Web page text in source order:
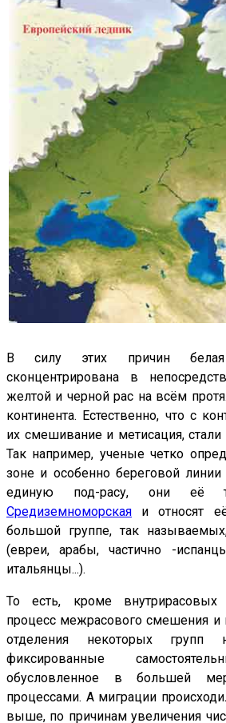
В силу этих причин белая
сконцентрирована в
желтой и черной рас на всём
континента. Естественно, что с
их смешивание и метисация, стали
Так например, ученые четко
зоне и особенно береговой
единую под-расу, они её
Средиземноморская и относят
большой группе, так
(евреи, арабы, частично -
итальянцы...).
То есть, кроме внутрирасовых
процесс межрасового смешения и
отделения некоторых
фиксированные
обусловленное в большей
процессами. А миграции
выше, по причинам увеличения